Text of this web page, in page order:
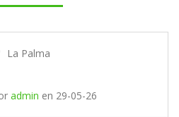
La Palma
admin en 29-05-26